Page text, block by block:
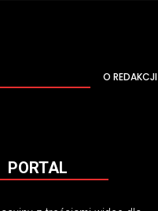
O REDAKCJI
PORTAL